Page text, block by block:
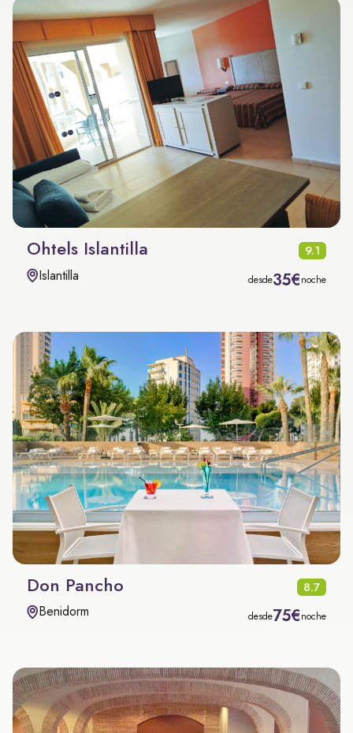
Ohtels Islantilla 9.1
Islantilla desde35€noche
Don Pancho 8.7
Benidorm desde75€noche